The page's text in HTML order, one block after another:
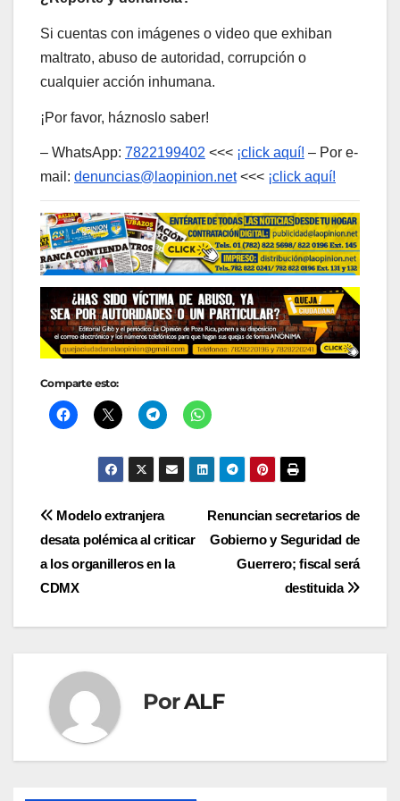
Si cuentas con imágenes o video que exhiban
maltrato, abuso de autoridad, corrupción o
cualquier acción inhumana.
¡Por favor, háznoslo saber!
– WhatsApp: 7822199402 <<< ¡click aquí! – Por e-
mail: denuncias@laopinion.net<<< ¡click aquí!
Comparte esto:
Navegación
de
entradas
Renuncian secretarios de
Gobierno y Seguridad de
Guerrero; fiscal será
destituida
Modelo extranjera
desata polémica al criticar
a los organilleros en la
CDMX
PorALF